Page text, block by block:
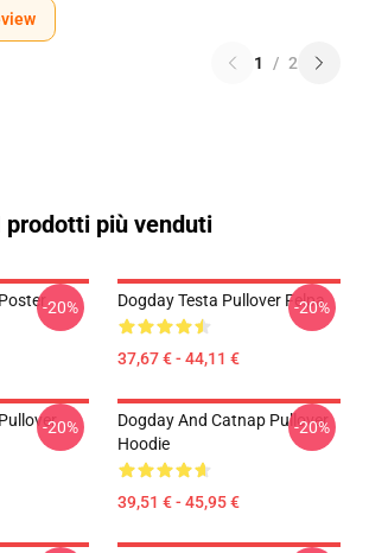
1 / 2
prodotti più venduti
-20% Dogday Testa Pullover Felpa
37,67 € - 44,11 €
-20%
-20%
Dogday And Catnap Pullover
Hoodie
39,51 € - 45,95 €
-20%